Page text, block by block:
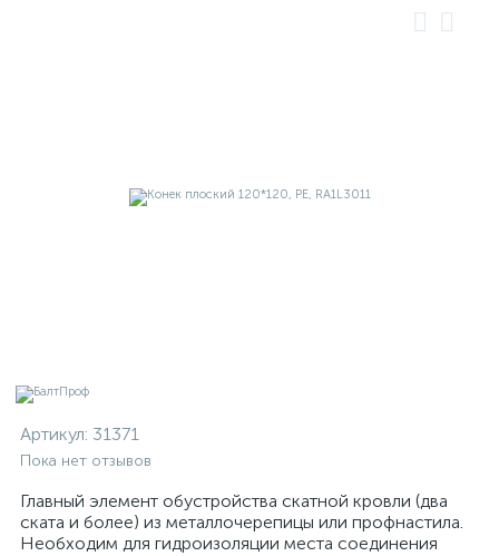
Артикул: 31371
Пока нет отзывов
Главный элемент обустройства скатной кровли (два
ската и более) из металлочерепицы или профнастила.
Необходим для гидроизоляции места соединения